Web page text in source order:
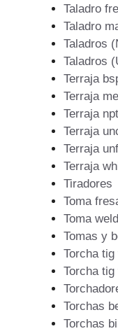
Taladro
Taladro
Taladros
Taladros
Terraja
Terraja
Terraja npt
Terraja
Terraja unf
Terraja
Tiradores
Toma
Toma
Tomas y
Torcha
Torcha
Torchas
Torchas